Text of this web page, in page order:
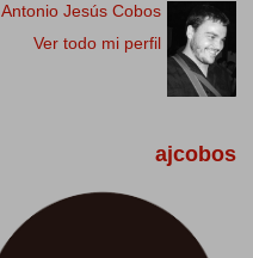
Antonio Jesús Cobos
Ver todo mi perfil
ajcobos